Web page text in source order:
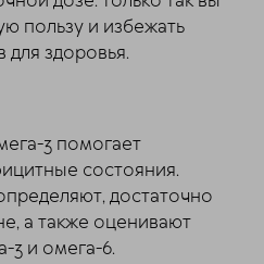
пользу и избежать
для здоровья.
3 помогает
состояния.
достаточно
а также оценивают
3 и омега-6.